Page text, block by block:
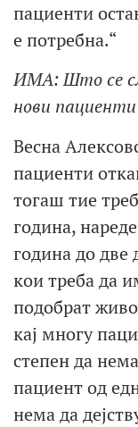
пациенти
е потребна.“
ИМА: Што се
нови
Весна
пациенти
тогаш тие
година,
година до две
кои треба да
подобрат
кај многу
степен да
пациент од
нема да